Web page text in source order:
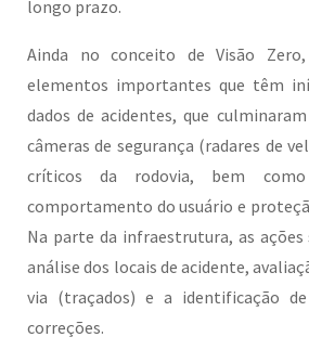
longo prazo.
Ainda no conceito de Visão
elementos importantes que têm
dados de acidentes, que
câmeras de segurança (radares de
críticos da rodovia, bem
comportamento do usuário e
Na parte da infraestrutura, as ações
análise dos locais de acidente,
via (traçados) e a identificação
correções.